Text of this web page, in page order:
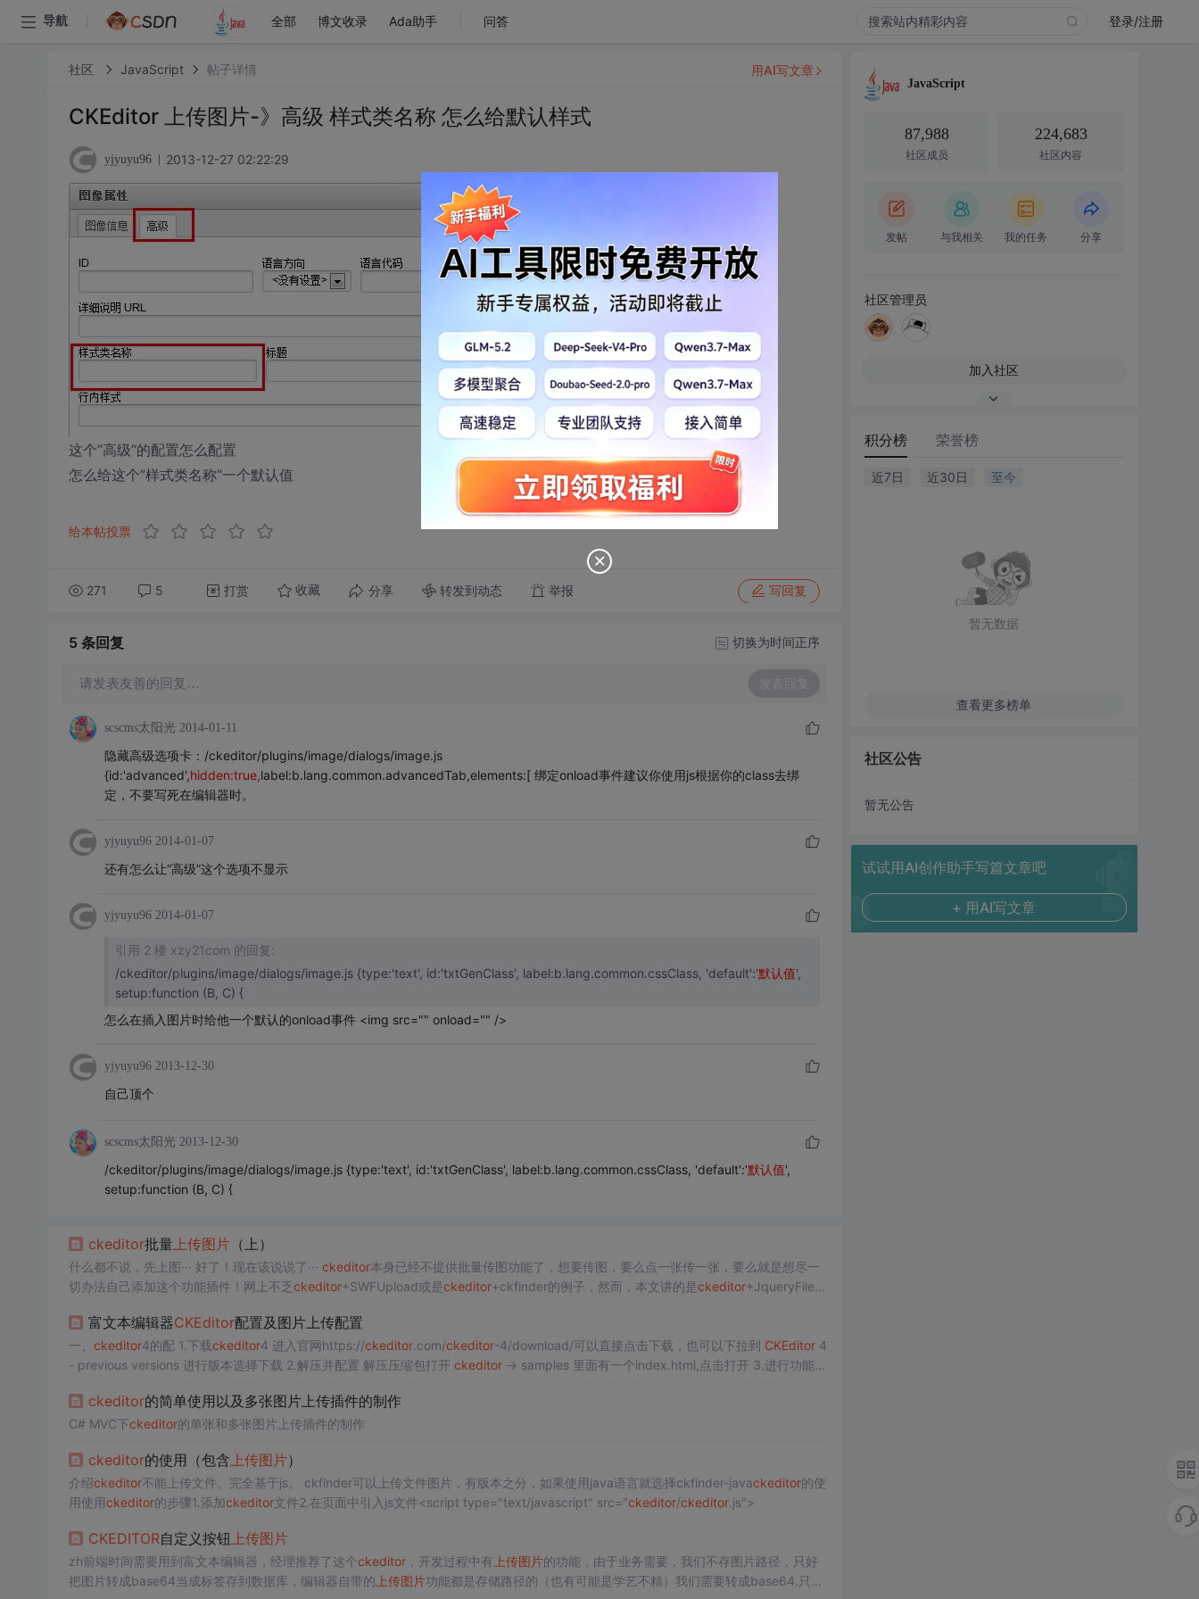
导航 全部 博文收录 Ada助手 问答 登录/注册
社区 JavaScript 帖子详情
CKEditor 上传图片-》高级 样式类名称 怎么给默认样式
yjyuyu96 2013-12-27 02:22:29
这个”高级“的配置怎么配置
怎么给这个”样式类名称“一个默认值
给本帖投票
271 5 打赏 收藏 分享 转发到动态 举报 写回复
用AI写文章
5 条回复 切换为时间正序
请发表友善的回复… 发表回复
scscms太阳光 2014-01-11
隐藏高级选项卡：/ckeditor/plugins/image/dialogs/image.js
{id:'advanced',hidden:true,label:b.lang.common.advancedTab,elements:[ 绑定onload事件建议你使用js根据你的class去绑
定，不要写死在编辑器时。
yjyuyu96 2014-01-07
还有怎么让“高级”这个选项不显示
yjyuyu96 2014-01-07
引用 2 楼 xzy21com 的回复:
/ckeditor/plugins/image/dialogs/image.js {type:'text', id:'txtGenClass', label:b.lang.common.cssClass, 'default':'默认值',
setup:function (B, C) {
怎么在插入图片时给他一个默认的onload事件 <img src="" onload="" />
yjyuyu96 2013-12-30
自己顶个
scscms太阳光 2013-12-30
/ckeditor/plugins/image/dialogs/image.js {type:'text', id:'txtGenClass', label:b.lang.common.cssClass, 'default':'默认值',
setup:function (B, C) {
ckeditor批量上传图片（上）
什么都不说，先上图··· 好了！现在该说说了··· ckeditor本身已经不提供批量传图功能了，想要传图，要么点一张传一张，要么就是想尽一
切办法自己添加这个功能插件！网上不乏ckeditor+SWFUpload或是ckeditor+ckfinder的例子，然而，本文讲的是ckeditor+JqueryFileU
富文本编辑器CKEditor配置及图片上传配置
一、 ckeditor4的配 1.下载ckeditor4 进入官网https://ckeditor.com/ckeditor-4/download/可以直接点击下载，也可以下拉到 CKEditor4
- previous versions 进行版本选择下载 2.解压并配置 解压压缩包打开 ckeditor-> samples 里面有一个index.html,点击打开 3.进行功能
ckeditor的简单使用以及多张图片上传插件的制作
C# MVC下ckeditor的单张和多张图片上传插件的制作
ckeditor的使用（包含上传图片）
介绍ckeditor 不能上传文件。完全基于js。 ckfinder可以上传文件图片，有版本之分，如果使用java语言就选择ckfinder-javackeditor的使
用使用ckeditor的步骤1.添加ckeditor文件2.在页面中引入js文件<script type="text/javascript" src="ckeditor/ckeditor.js">
CKEDITOR自定义按钮上传图片
zh前端时间需要用到富文本编辑器，经理推荐了这个ckeditor，开发过程中有 上传图片的功能，由于业务需要，我们不存图片路径，只好
把图片转成base64当成标签存到数据库，编辑器自带的 上传图片功能都是存储路径的（也有可能是学艺不精）我们需要转成base64.只好
JavaScript
87,988
社区成员
224,683
社区内容
发帖 与我相关 我的任务 分享
社区管理员
加入社区
积分榜 荣誉榜
近7日 近30日 至今
暂无数据
查看更多榜单
社区公告
暂无公告
试试用AI创作助手写篇文章吧
+ 用AI写文章